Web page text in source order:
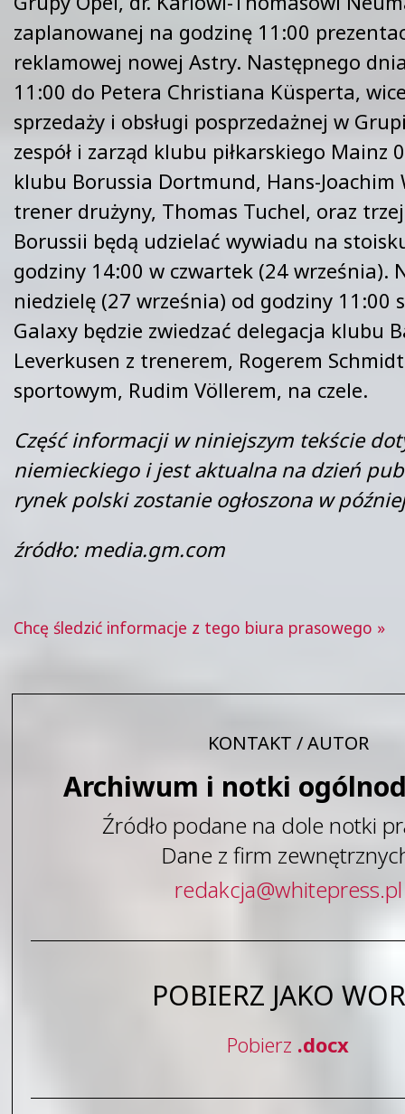
zaplanowanej na godzinę 11:00
reklamowej nowej Astry. Następnego
11:00 do Petera Christiana Küsperta,
sprzedaży i obsługi posprzedażnej w
zespół i zarząd klubu piłkarskiego Mainz
klubu Borussia Dortmund, Hans-Joachim
trener drużyny, Thomas Tuchel, oraz
Borussii będą udzielać wywiadu na
godziny 14:00 w czwartek (24 września).
niedzielę (27 września) od godziny 11:00
Galaxy będzie zwiedzać delegacja klubu
Leverkusen z trenerem, Rogerem
sportowym, Rudim Völlerem, na czele.
Część informacji w niniejszym tekście
niemieckiego i jest aktualna na dzień
rynek polski zostanie ogłoszona w
źródło: media.gm.com
Chcę śledzić informacje z tego biura prasowego »
KONTAKT / AUTOR
Archiwum i notki
Źródło podane na dole notki
Dane z firm
redakcja@whitepress.pl
POBIERZ JAKO
Pobierz .docx